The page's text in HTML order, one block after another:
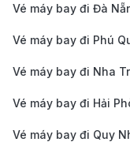
Những địa
Jakarta
Jakarta là một
giữa văn hóa
Vé máy bay đi Đà
Vé máy bay đi Phú
Vé máy bay đi Nha
Vé máy bay đi Hải
Vé máy bay đi Quy